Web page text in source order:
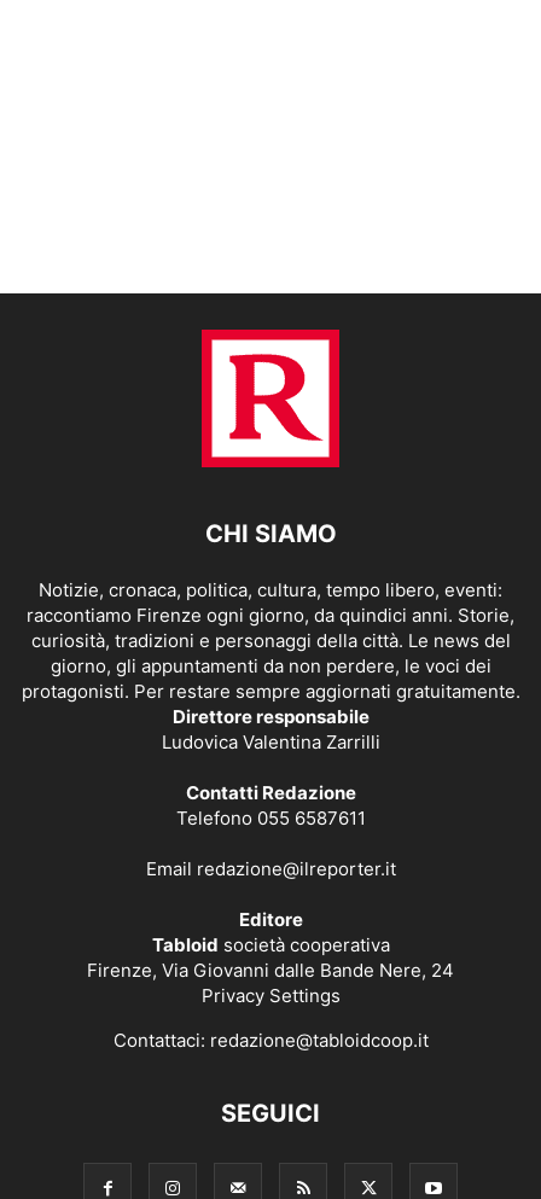
CHI SIAMO
Notizie, cronaca, politica, cultura, tempo libero, eventi:
raccontiamo Firenze ogni giorno, da quindici anni. Storie,
curiosità, tradizioni e personaggi della città. Le news del
giorno, gli appuntamenti da non perdere, le voci dei
protagonisti. Per restare sempre aggiornati gratuitamente.
Direttore responsabile
Ludovica Valentina Zarrilli
Contatti Redazione
Telefono 055 6587611
Email redazione@ilreporter.it
Editore
Tabloid società cooperativa
Firenze, Via Giovanni dalle Bande Nere, 24
Privacy Settings
Contattaci: redazione@tabloidcoop.it
SEGUICI